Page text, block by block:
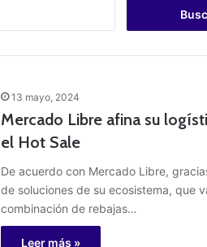
c
13 mayo, 2024
Mercado Libre afina su
el Hot Sale
De acuerdo con Mercado Libre,
de soluciones de su ecosistema, que
combinación de rebajas…
Leer más »